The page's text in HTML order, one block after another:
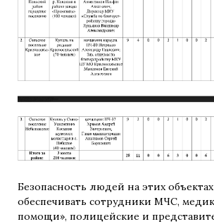
Безопасность людей на этих
обеспечивать сотрудники МЧС,
помощи», полицейские и